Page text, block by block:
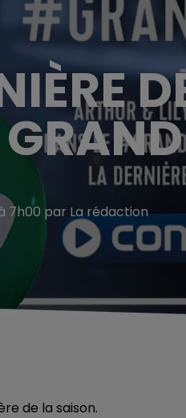
7h00 par La rédaction
de la saison.